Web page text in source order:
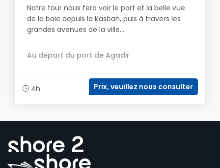
Notre tour nous fera voir le port et la belle vue
de la baie depuis la Kasbah, puis à travers les
grandes avenues de la ville...
Au départ du port de Agadir
4h Prix, veuillez nous consulter